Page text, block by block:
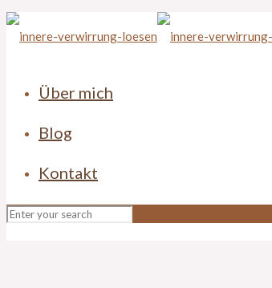
Über mich
Blog
Kontakt